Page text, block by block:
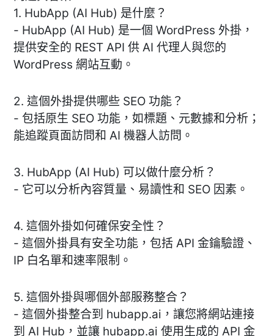
1. HubApp (AI Hub) 是什麼？
- HubApp (AI Hub) 是一個 WordPress 外掛，
提供安全的 REST API 供 AI 代理人與您的
WordPress 網站互動。
2. 這個外掛提供哪些 SEO 功能？
- 包括原生 SEO 功能，如標題、元數據和分析；
能追蹤頁面訪問和 AI 機器人訪問。
3. HubApp (AI Hub) 可以做什麼分析？
- 它可以分析內容質量、易讀性和 SEO 因素。
4. 這個外掛如何確保安全性？
- 這個外掛具有安全功能，包括 API 金鑰驗證、
IP 白名單和速率限制。
5. 這個外掛與哪個外部服務整合？
- 這個外掛整合到 hubapp.ai，讓您將網站連接
到 AI Hub，並讓 hubapp.ai 使用生成的 API 金